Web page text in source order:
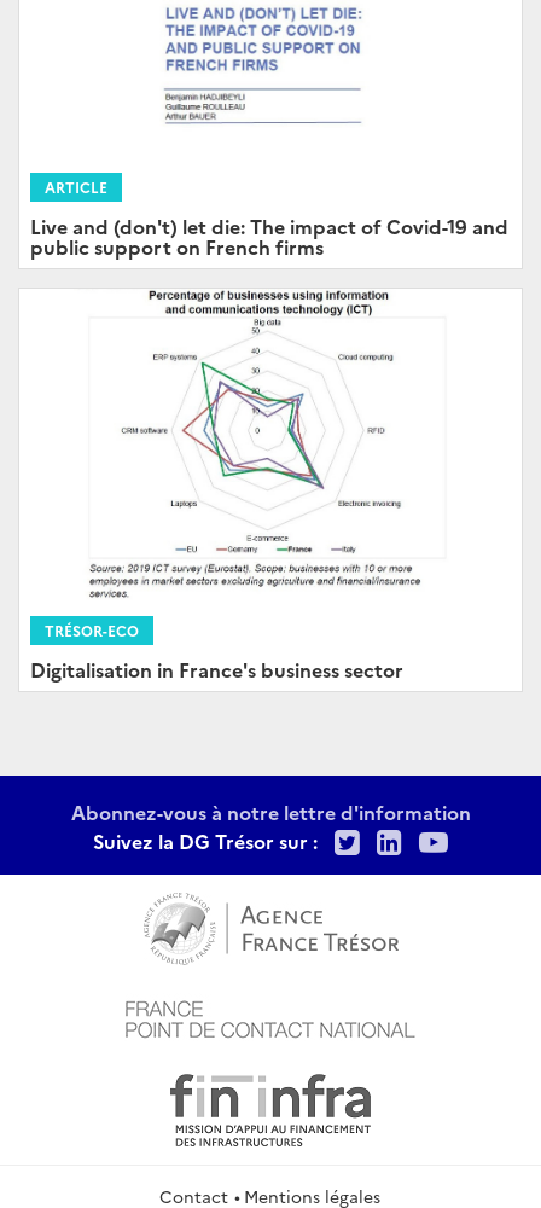
ARTICLE
Live and (don't) let die: The impact of Covid-19 and
public support on French firms
TRÉSOR-ECO
Digitalisation in France's business sector
Abonnez-vous à notre lettre d'information
Suivez la DG Trésor sur :
TwitterLinkedIn
Contact Mentions légales